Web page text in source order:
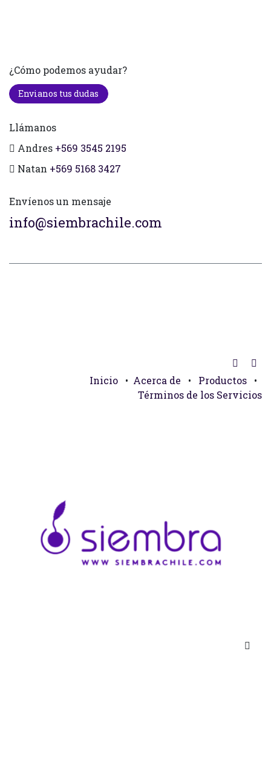
¿Cómo podemos ayudar?
Envianos tus dudas
Llámanos
Andres +569 3545 2195
Natan +569 5168 3427
Envíenos un mensaje
info@siembrachile.com
Inicio • Acerca de • Productos
•
Términos de los Servicios